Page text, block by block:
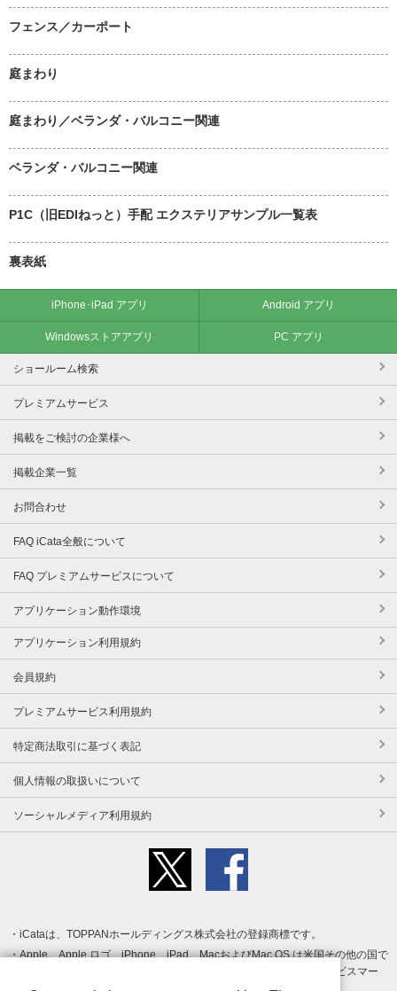
フェンス／カーポート
庭まわり
庭まわり／ベランダ・バルコニー関連
ベランダ・バルコニー関連
P1C（旧EDIねっと）手配 エクステリアサンプル一覧表
裏表紙
iPhone･iPad アプリ Android アプリ
Windowsストアアプリ PC アプリ
ショールーム検索
プレミアムサービス
掲載をご検討の企業様へ
掲載企業一覧
お問合わせ
FAQ iCata全般について
FAQ プレミアムサービスについて
アプリケーション動作環境
アプリケーション利用規約
会員規約
プレミアムサービス利用規約
特定商法取引に基づく表記
個人情報の取扱いについて
ソーシャルメディア利用規約
iCataは、TOPPANホールディングス株式会社の登録商標です。
Apple、Apple ロゴ、iPhone、iPad、MacおよびMac OS は米国その他の国で
登録された Apple Inc. の商標です。App Store は Apple Inc. のサービスマー
クです。